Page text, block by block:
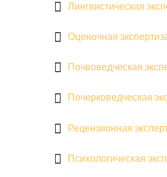
Лингвистическая
Оценочная
Почвоведческая
Почерковедческая
Рецензионная
Психологическая